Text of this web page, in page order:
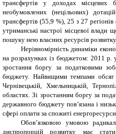
трансфертів у доходах місцевих
необумовлених (нецільових)
трансфертів (55,9 %), 25 з 27
утриманські настрої місцевої
пошуку нею власних ресурсів
Нерівномірність динаміки
на розрахунках із бюджетом: 2011 р.
зростання боргу за податковими
бюджету. Найвищими темпами обсяг
Чернівецькій, Хмельницькій,
областях. Зі зростанням боргу за
державного бюджету пов’язана і
сфері оплати за спожиті енергоресурси
Обов’язковою умовою
диспропорцій розвитку має